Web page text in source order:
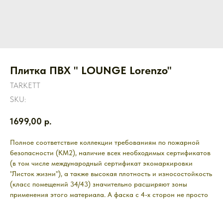
Плитка ПВХ " LOUNGE Lorenzo"
TARKETT
SKU:
1699,00 р.
Полное соответствие коллекции требованиям по пожарной
безопасности (КМ2), наличие всех необходимых сертификатов
(в том числе международный сертификат экомаркировки
"Листок жизни"), а также высокая плотность и износостойкость
(класс помещений 34/43) значительно расширяют зоны
применения этого материала. А фаска с 4-х сторон не просто